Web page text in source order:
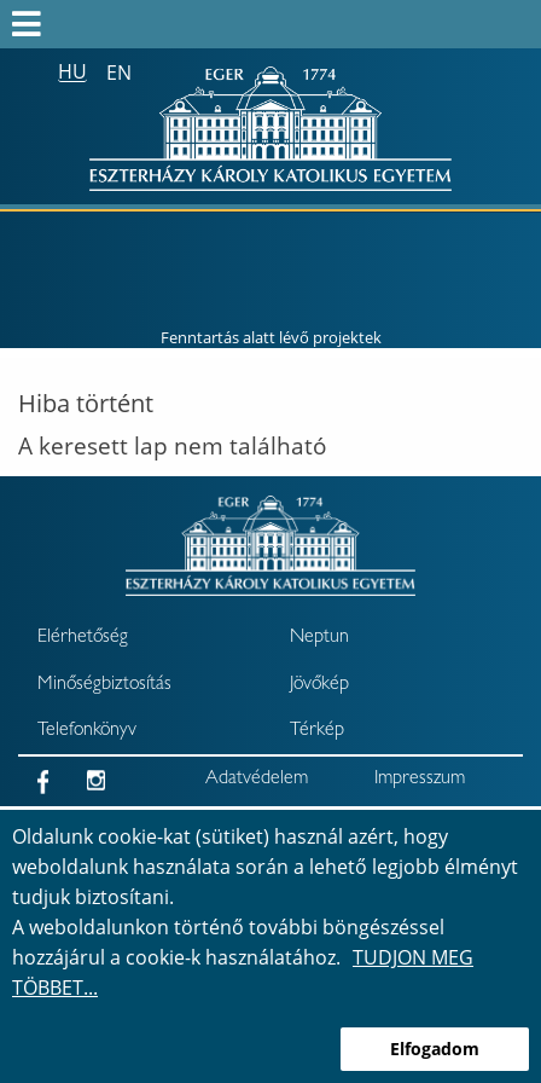
Oldalunk cookie-kat (sütiket) használ azért, hogy
weboldalunk használata során a lehető legjobb élményt
tudjuk biztosítani.
A weboldalunkon történő további böngészéssel
hozzájárul a cookie-k használatához. TUDJON MEG
TÖBBET...
Elfogadom
HU EN
FELVETTEK
Keresés az egész honlapon:
Fenntartás alatt lévő projektek
Hiba történt
A keresett lap nem található
Elérhetőség Neptun
Minőségbiztosítás Jövőkép
Telefonkönyv Térkép
Adatvédelem Impresszum
Akadálymentesítési
nyilatkozat
©2026 Minden jog fenntartva